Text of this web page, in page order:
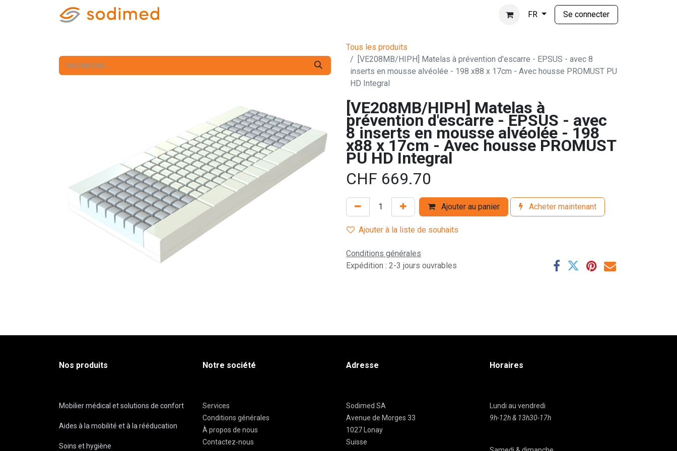
FR Se connecter
Tous les produits
[VE208MB/HIPH] Matelas à prévention d'escarre - EPSUS - avec 8
inserts en mousse alvéolée - 198 x88 x 17cm - Avec housse PROMUST PU
HD Integral
[VE208MB/HIPH] Matelas à
prévention d'escarre - EPSUS - avec
8 inserts en mousse alvéolée - 198
x88 x 17cm - Avec housse PROMUST
PU HD Integral
CHF 669.70
Ajouter au panier Acheter maintenant
Ajouter à la liste de souhaits
Conditions générales
Expédition : 2-3 jours ouvrables
Nos produits
Mobilier médical et solutions de confort
Aides à la mobilité et à la rééducation
Soins et hygiène
Notre société
Services
Conditions générales
À propos de nous
Contactez-nous
Adresse
Sodimed SA
Avenue de Morges 33
1027 Lonay
Suisse
Horaires
Lundi au vendredi
9h-12h & 13h30-17h